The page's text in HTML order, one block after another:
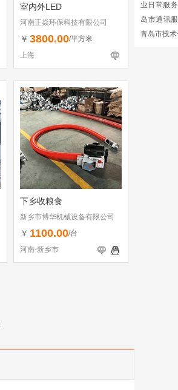
室内外LED
河南正焱环保科技有限公司
￥ 3800.00/平方米
上海
下乡收粮食
新乡市博华机械设备有限公司
￥ 1100.00/台
河南-新乡市
业日常服务
岛市通讯
青岛市技